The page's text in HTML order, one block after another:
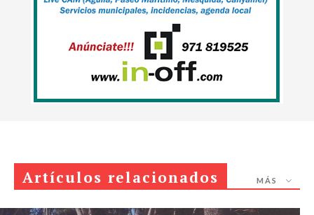
Artículos relacionados MÁS